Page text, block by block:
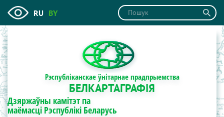
RU BY
Рэспубліканскае ўнітарнае прадпрыемства
БЕЛКАРТАГРАФІЯ
Дзяржаўны камітэт па
маёмасці Рэспублікі Беларусь